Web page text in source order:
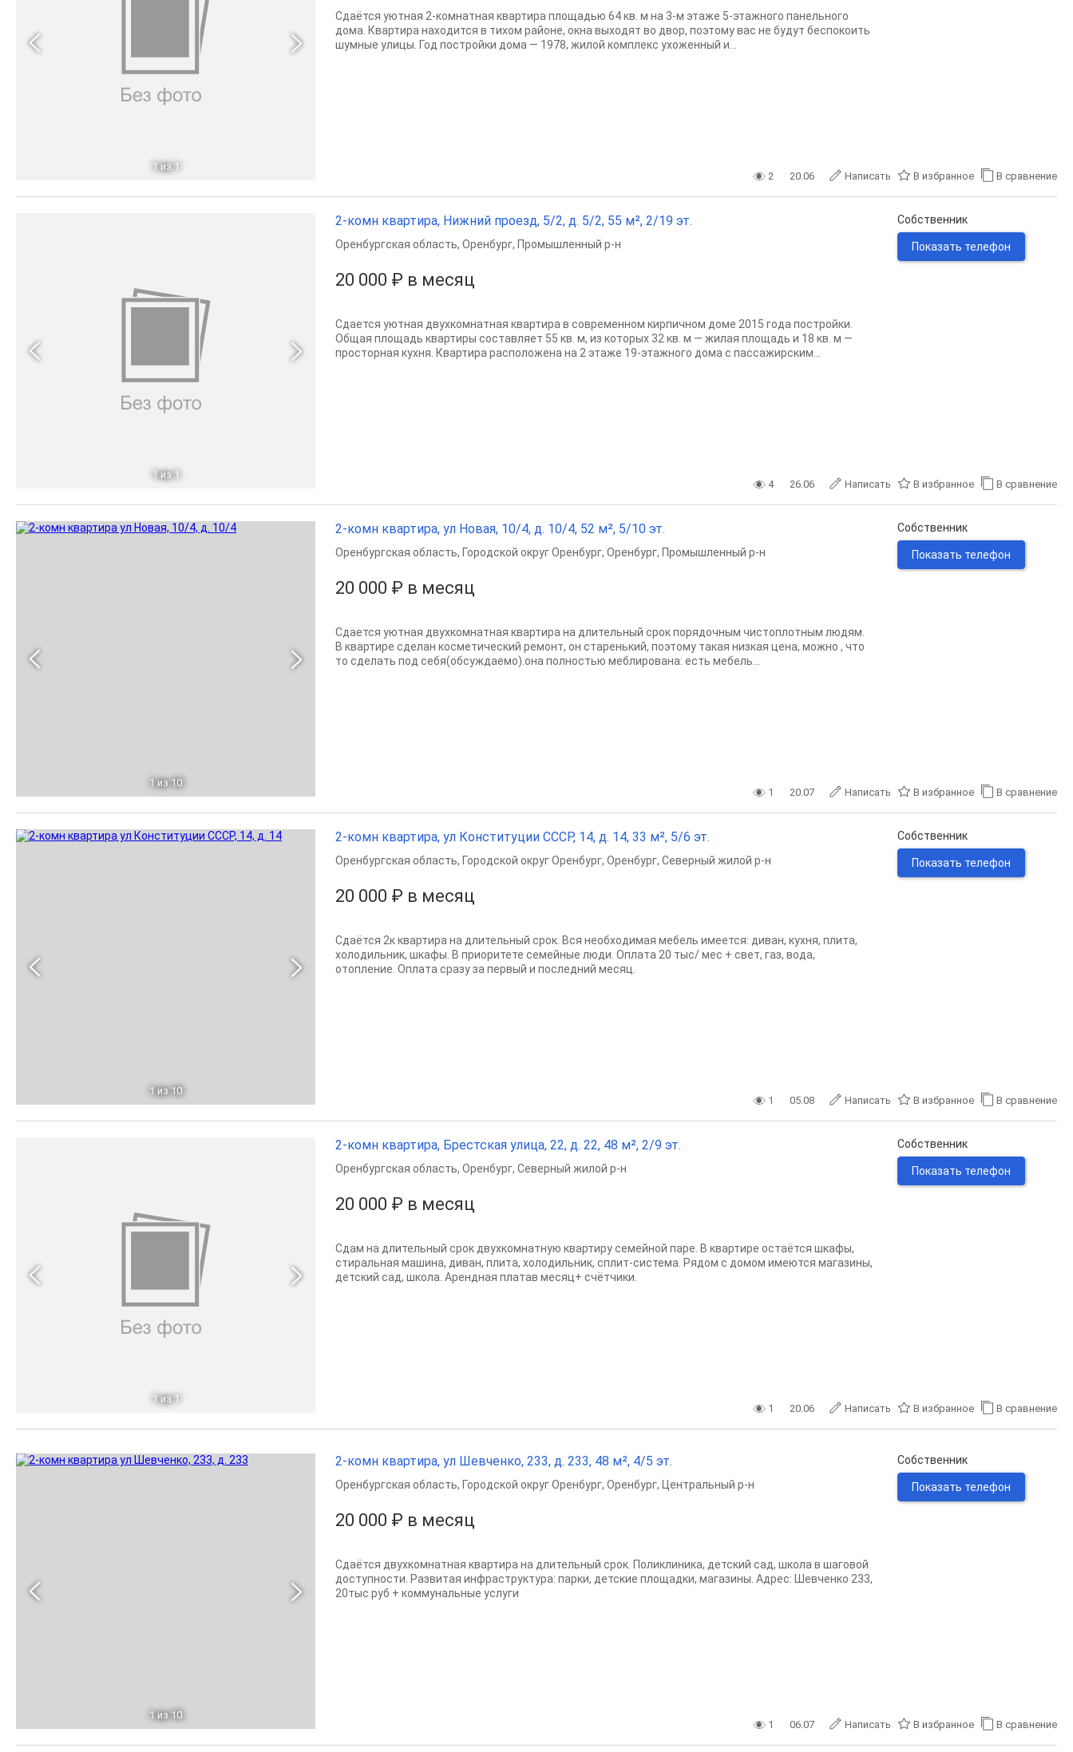
1 из 1
Сдаётся уютная 2-комнатная квартира площадью 64 кв. м на 3-м этаже 5-этажного панельного
дома. Квартира находится в тихом районе, окна выходят во двор, поэтому вас не будут беспокоить
шумные улицы. Год постройки дома — 1978, жилой комплекс ухоженный и...
2 20.06 Написать В избранное В сравнение
1 из 1
2-комн квартира, Нижний проезд, 5/2, д. 5/2, 55 м², 2/19 эт.
20 000 ₽ в месяц
Оренбургская область, Оренбург, Промышленный р-н
Сдается уютная двухкомнатная квартира в современном кирпичном доме 2015 года постройки.
Общая площадь квартиры составляет 55 кв. м, из которых 32 кв. м — жилая площадь и 18 кв. м —
просторная кухня. Квартира расположена на 2 этаже 19-этажного дома с пассажирским...
Собственник
Показать телефон
4 26.06 Написать В избранное В сравнение
1 из 10
2-комн квартира, ул Новая, 10/4, д. 10/4, 52 м², 5/10 эт.
20 000 ₽ в месяц
Оренбургская область, Городской округ Оренбург, Оренбург, Промышленный р-н
Сдается уютная двухкомнатная квартира на длительный срок порядочным чистоплотным людям.
В квартире сделан косметический ремонт, он старенький, поэтому такая низкая цена, можно , что
то сделать под себя(обсуждаемо).она полностью меблирована: есть мебель...
Собственник
Показать телефон
1 20.07 Написать В избранное В сравнение
1 из 10
2-комн квартира, ул Конституции СССР, 14, д. 14, 33 м², 5/6 эт.
20 000 ₽ в месяц
Оренбургская область, Городской округ Оренбург, Оренбург, Северный жилой р-н
Сдаётся 2к квартира на длительный срок. Вся необходимая мебель имеется: диван, кухня, плита,
холодильник, шкафы. В приоритете семейные люди. Оплата 20 тыс/ мес + свет, газ, вода,
отопление. Оплата сразу за первый и последний месяц.
Собственник
Показать телефон
1 05.08 Написать В избранное В сравнение
1 из 1
2-комн квартира, Брестская улица, 22, д. 22, 48 м², 2/9 эт.
20 000 ₽ в месяц
Оренбургская область, Оренбург, Северный жилой р-н
Сдам на длительный срок двухкомнатную квартиру семейной паре. В квартире остаётся шкафы,
стиральная машина, диван, плита, холодильник, сплит-система. Рядом с домом имеются магазины,
детский сад, школа. Арендная платав месяц+ счётчики.
Собственник
Показать телефон
1 20.06 Написать В избранное В сравнение
1 из 10
2-комн квартира, ул Шевченко, 233, д. 233, 48 м², 4/5 эт.
20 000 ₽ в месяц
Оренбургская область, Городской округ Оренбург, Оренбург, Центральный р-н
Сдаётся двухкомнатная квартира на длительный срок. Поликлиника, детский сад, школа в шаговой
доступности. Развитая инфраструктура: парки, детские площадки, магазины. Адрес: Шевченко 233,
20тыс.руб + коммунальные услуги
Собственник
Показать телефон
1 06.07 Написать В избранное В сравнение